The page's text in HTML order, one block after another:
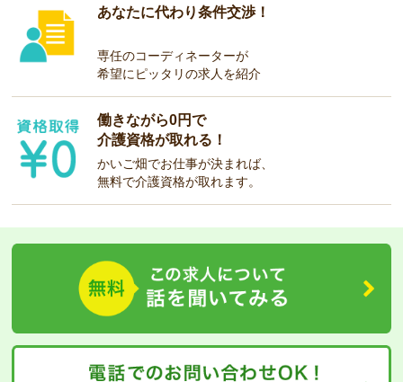
あなたに代わり条件交渉！
専任のコーディネーターが
希望にピッタリの求人を紹介
働きながら0円で
介護資格が取れる！
かいご畑でお仕事が決まれば、
無料で介護資格が取れます。